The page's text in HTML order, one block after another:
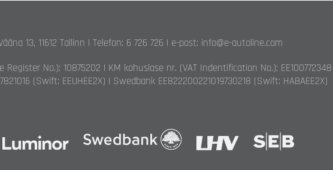
13, 11612 Tallinn | Telefon: 6 726 726 | e-post: info@e-autoline.com
Register No.): 10875202 | KM kohuslase nr. (VAT Indentification No.): EE100772348
(Swift: EEUHEE2X) | Swedbank EE822200221019730218 (Swift: HABAEE2X)